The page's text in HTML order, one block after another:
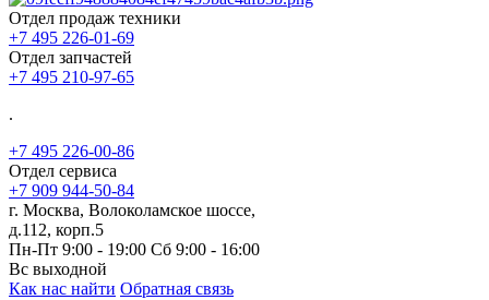
Отдел продаж техники
+7 495 226-01-69
Отдел запчастей
+7 495 210-97-65
.
+7 495 226-00-86
Отдел сервиса
+7 909 944-50-84
г. Москва, Волоколамское шоссе,
д.112, корп.5
Пн-Пт 9:00 - 19:00 Сб 9:00 - 16:00
Вс выходной
Как нас найти Обратная связь